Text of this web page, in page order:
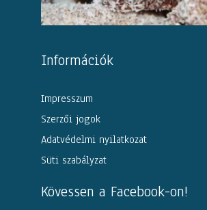
Információk
Impresszum
Szerzői jogok
Adatvédelmi nyilatkozat
Süti szabályzat
Kövessen a Facebook-on!